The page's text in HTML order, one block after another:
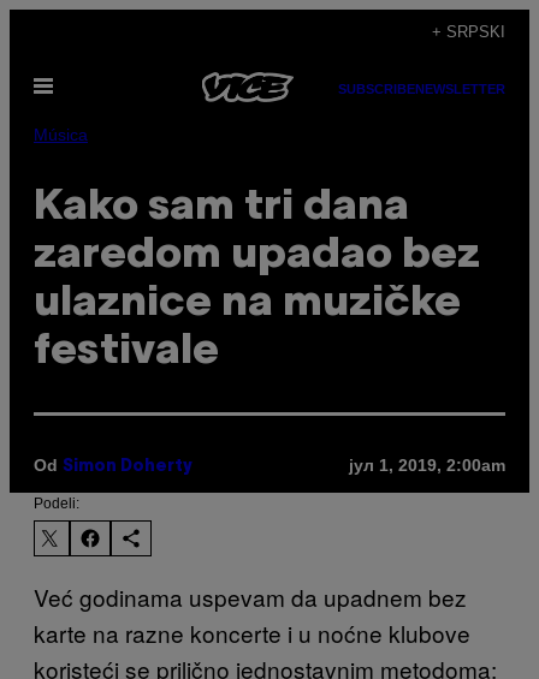
садржај
+ SRPSKI
Otvori
SUBSCRIBENEWSLETTER
Música
Kako sam tri dana
zaredom upadao bez
ulaznice na muzičke
festivale
Od Simon Doherty јул 1, 2019, 2:00am
Podeli:
Već godinama uspevam da upadnem bez
karte na razne koncerte i u noćne klubove
koristeći se prilično jednostavnim metodoma: